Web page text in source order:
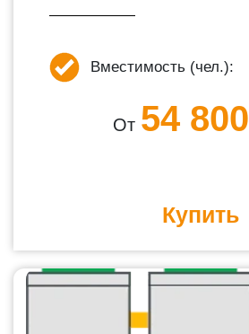
Вместимость (чел.):
От 54 800
Купить